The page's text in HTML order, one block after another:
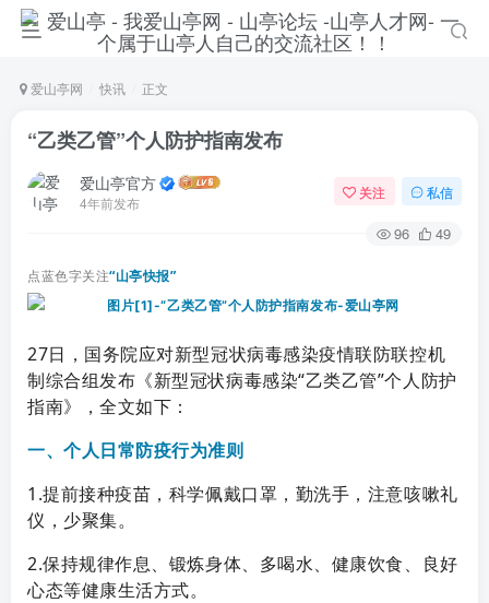
爱山亭网 快讯 正文
“乙类乙管”个人防护指南发布
爱山亭官方
4年前发布
关注 私信
96 49
点蓝色字关注“山亭快报”
27日， 国务院应对新型冠状病毒感染疫情联防联控机
制综合组发布 《新型冠状病毒感染“乙类乙管”个人防护
指南》，全文如下：
一、个人日常防疫行为准则
1.提前接种疫苗，科学佩戴口罩，勤洗手，注意咳嗽礼
仪，少聚集。
2.保持规律作息、锻炼身体、多喝水、健康饮食、良好
心态等健康生活方式。